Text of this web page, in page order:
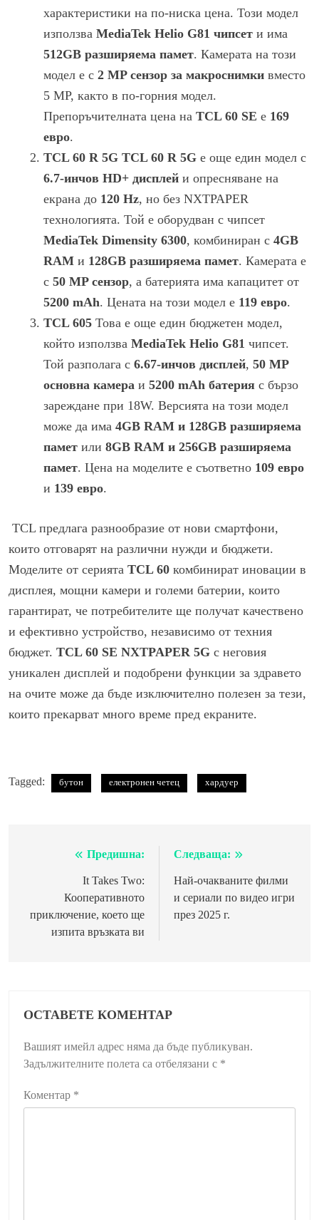
характеристики на по-ниска цена. Този модел
използва MediaTek Helio G81 чипсет и има
512GB разширяема памет. Камерата на този
модел е с 2 MP сензор за макроснимки вместо
5 MP, както в по-горния модел.
Препоръчителната цена на TCL 60 SE е 169
евро.
TCL 60 R 5G TCL 60 R 5G е още един модел с
6.7-инчов HD+ дисплей и опресняване на
екрана до 120 Hz, но без NXTPAPER
технологията. Той е оборудван с чипсет
MediaTek Dimensity 6300, комбиниран с 4GB
RAM и 128GB разширяема памет. Камерата е
с 50 MP сензор, а батерията има капацитет от
5200 mAh. Цената на този модел е 119 евро.
TCL 605 Това е още един бюджетен модел,
който използва MediaTek Helio G81 чипсет.
Той разполага с 6.67-инчов дисплей, 50 MP
основна камера и 5200 mAh батерия с бързо
зареждане при 18W. Версията на този модел
може да има 4GB RAM и 128GB разширяема
памет или 8GB RAM и 256GB разширяема
памет. Цена на моделите е съответно 109 евро
и 139 евро.
TCL предлага разнообразие от нови смартфони,
които отговарят на различни нужди и бюджети.
Моделите от серията TCL 60 комбинират иновации в
дисплея, мощни камери и големи батерии, които
гарантират, че потребителите ще получат качествено
и ефективно устройство, независимо от техния
бюджет. TCL 60 SE NXTPAPER 5G с неговия
уникален дисплей и подобрени функции за здравето
на очите може да бъде изключително полезен за тези,
които прекарват много време пред екраните.
Tagged: бутон електронен четец хардуер
НавигацияПредишна:
It Takes Two:
Кооперативното
приключение, което ще
изпита връзката ви
Следваща:
Най-очакваните филми
и сериали по видео игри
през 2025 г.
ОСТАВЕТЕ КОМЕНТАР
Вашият имейл адрес няма да бъде публикуван.
Задължителните полета са отбелязани с *
Коментар *